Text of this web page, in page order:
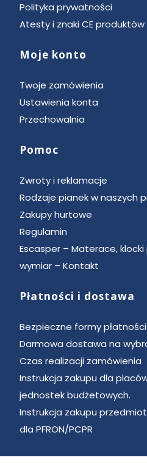
Polityka prywatności
Atesty i znaki CE
Moje konto
Twoje zamówienia
Ustawienia konta
Przechowalnia
Pomoc
Zwroty i reklamacje
Rodzaje pianek w naszych
Zakupy hurtowe
Regulamin
Escasper – Materace,
wymiar – Kontakt
Płatności i dostawa
Bezpieczne formy płatności
Darmowa dostawa na
Czas realizacji zamówienia
Instrukcja zakupu dla
jednostek budżetowych.
Instrukcja zakupu
dla PFRON/PCPR